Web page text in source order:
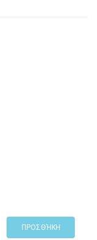
ΠΡΟΣΘΉΚΗ